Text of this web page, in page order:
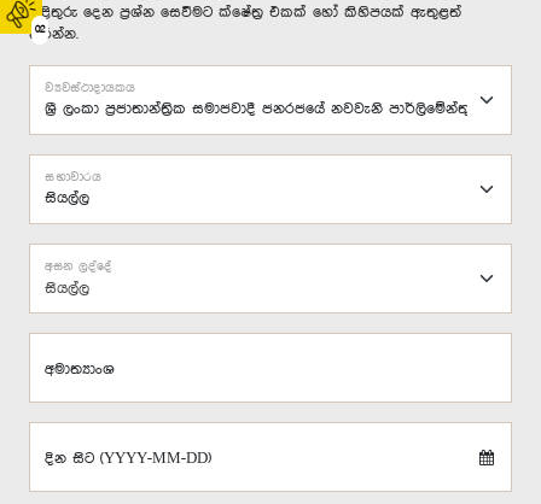
02
පිළිතුරු දෙන ප්‍රශ්න සෙවීමට ක්ෂේත්‍ර එකක් හෝ කිහිපයක් ඇතුළත්
කරන්න.
ව්‍යවස්ථාදායකය
සභාවාරය
සියල්ල
අසන ලද්දේ
අමාත්‍යාංශ
දින සිට (YYYY-MM-DD)